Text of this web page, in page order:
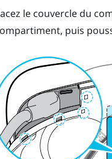
le couvercle du
puis